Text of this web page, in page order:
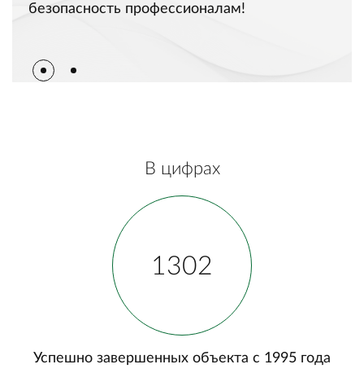
безопасность профессионалам!
В цифрах
1302
Успешно завершенных объекта с 1995 года